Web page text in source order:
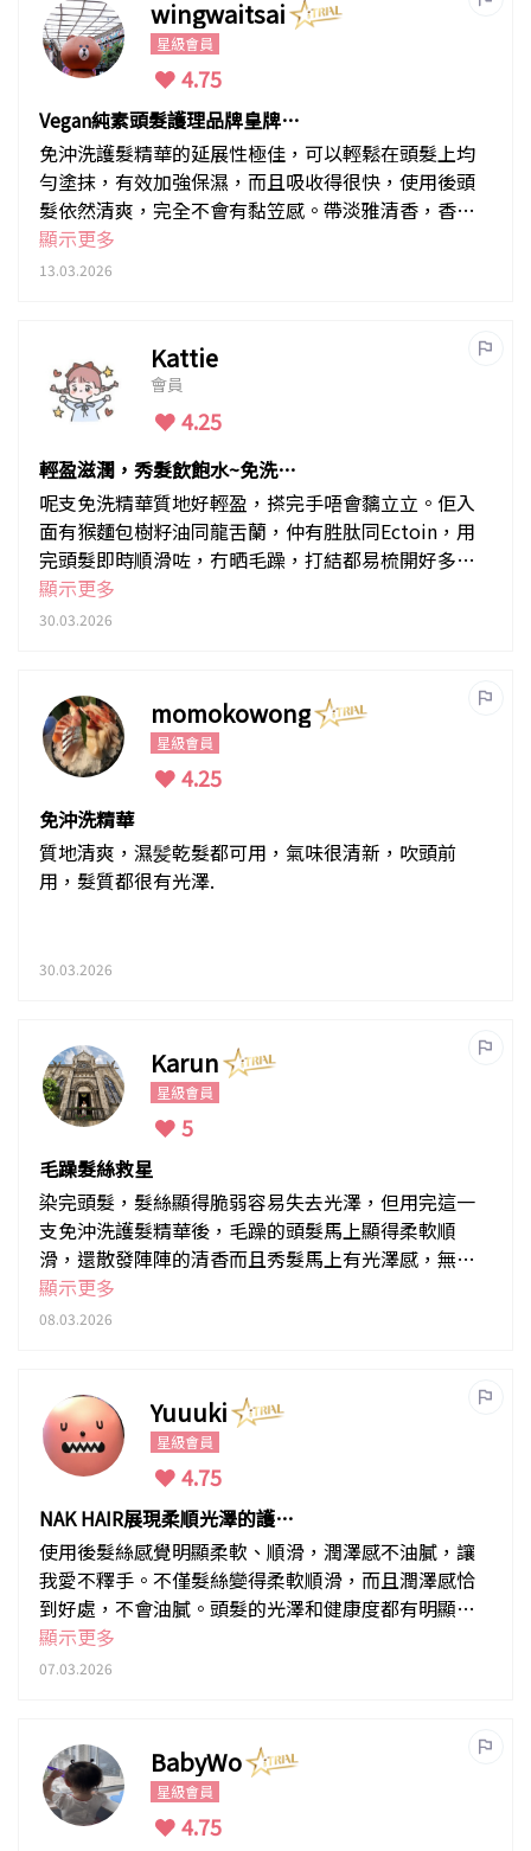
wingwaitsai
星級會員
4.75
Vegan純素頭髮護理品牌皇牌產
品
免沖洗護髮精華的延展性極佳，可以輕鬆在頭髮上均
勻塗抹，有效加強保濕，而且吸收得很快，使用後頭
髮依然清爽，完全不會有黏笠感。帶淡雅清香，香味
淡淡的，相當好聞。不需沖洗，使用方法簡單方便。
使用後，頭髮變得順滑好打理不再毛燥粗硬，而且帶
顯示更多
13.03.2026
Kattie
會員
4.25
輕盈滋潤，秀髮飲飽水~免洗超
方便！
呢支免洗精華質地好輕盈，搽完手唔會黐立立。佢入
面有猴麵包樹籽油同龍舌蘭，仲有胜肽同Ectoin，用
完頭髮即時順滑咗，冇晒毛躁，打結都易梳開好多。
仲可以濕髮時搽，再吹乾頭髮，感覺幫頭髮飲飽水，
望落光澤感返晒嚟，斷髮都少咗！真心好用，會繼續k
顯示更多
30.03.2026
momokowong
星級會員
4.25
免沖洗精華
質地清爽，濕髪乾髮都可用，氣味很清新，吹頭前
用，髮質都很有光澤.
30.03.2026
Karun
星級會員
5
毛躁髮絲救星
染完頭髮，髮絲顯得脆弱容易失去光澤，但用完這一
支免沖洗護髮精華後，毛躁的頭髮馬上顯得柔軟順
滑，還散發陣陣的清香而且秀髮馬上有光澤感，無論
濕或乾髮使用，頭髮亦冇任何油膩黏膩感，令人非常
舒服！
顯示更多
08.03.2026
Yuuuki
星級會員
4.75
NAK HAIR展現柔順光澤的護髮
產品
使用後髮絲感覺明顯柔軟、順滑，潤澤感不油膩，讓
我愛不釋手。不僅髮絲變得柔軟順滑，而且潤澤感恰
到好處，不會油膩。頭髮的光澤和健康度都有明顯提
升，分叉問題也減少。很高興找到這麼適合自己的護
髮產品，讓我找回自信！
顯示更多
07.03.2026
BabyWo
星級會員
4.75